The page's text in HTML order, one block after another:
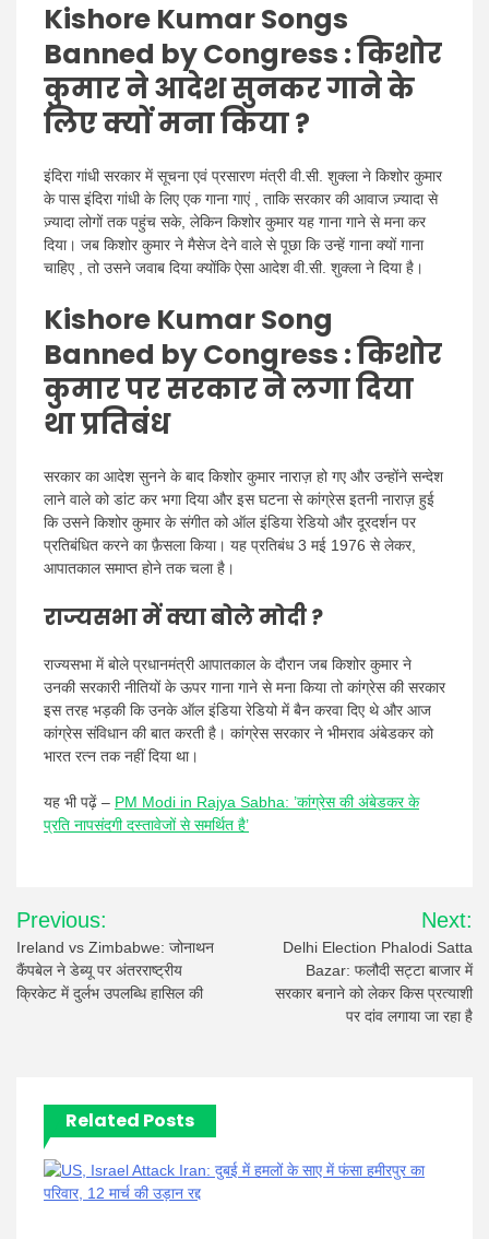
Kishore Kumar Songs
Banned by Congress :किशोर
कुमार ने आदेश सुनकर गाने के
लिए क्यों मना किया ?
इंदिरा गांधी सरकार में सूचना एवं प्रसारण मंत्री वी.सी. शुक्ला ने किशोर कुमार
के पास इंदिरा गांधी के लिए एक गाना गाएं , ताकि सरकार की आवाज ज़्यादा से
ज़्यादा लोगों तक पहुंच सके, लेकिन किशोर कुमार यह गाना गाने से मना कर
दिया। जब ​​किशोर कुमार ने मैसेज देने वाले से पूछा कि उन्हें गाना क्यों गाना
चाहिए , तो उसने जवाब दिया क्योंकि ऐसा आदेश वी.सी. शुक्ला ने दिया है।
Kishore Kumar Song
Banned by Congress :किशोर
कुमार पर सरकार ने लगा दिया
था प्रतिबंध
सरकार का आदेश सुनने के बाद किशोर कुमार नाराज़ हो गए और उन्होंने सन्देश
लाने वाले को डांट कर भगा दिया और इस घटना से कांग्रेस इतनी नाराज़ हुई
कि उसने किशोर कुमार के संगीत को ऑल इंडिया रेडियो और दूरदर्शन पर
प्रतिबंधित करने का फ़ैसला किया। यह प्रतिबंध 3 मई 1976 से लेकर,
आपातकाल समाप्त होने तक चला है।
राज्यसभा में क्या बोले मोदी ?
राज्यसभा में बोले प्रधानमंत्री आपातकाल के दौरान जब किशोर कुमार ने
उनकी सरकारी नीतियों के ऊपर गाना गाने से मना किया तो कांग्रेस की सरकार
इस तरह भड़की कि उनके ऑल इंडिया रेडियो में बैन करवा दिए थे और आज
कांग्रेस संविधान की बात करती है। कांग्रेस सरकार ने भीमराव अंबेडकर को
भारत रत्न तक नहीं दिया था।
यह भी पढ़ें – PM Modi in Rajya Sabha: ’कांग्रेस की अंबेडकर के
प्रति नापसंदगी दस्तावेजों से समर्थित है’
Post
navigation
Previous:
Ireland vs Zimbabwe: जोनाथन
कैंपबेल ने डेब्यू पर अंतरराष्ट्रीय
क्रिकेट में दुर्लभ उपलब्धि हासिल की
Next:
Delhi Election Phalodi Satta
Bazar: फलौदी सट्टा बाजार में
सरकार बनाने को लेकर किस प्रत्याशी
पर दांव लगाया जा रहा है
Related Posts